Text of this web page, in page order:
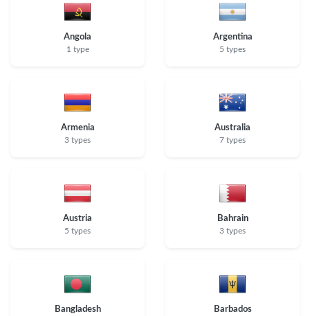
Angola
1 type
Argentina
5 types
Armenia
3 types
Australia
7 types
Austria
5 types
Bahrain
3 types
Bangladesh Barbados